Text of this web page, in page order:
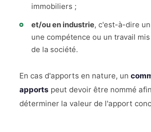
immobiliers ;
et/ou en industrie, c'est-à-dire
une compétence ou un travail
de la société.
En cas d'apports en nature, un
apports peut devoir être nommé
déterminer la valeur de l'apport